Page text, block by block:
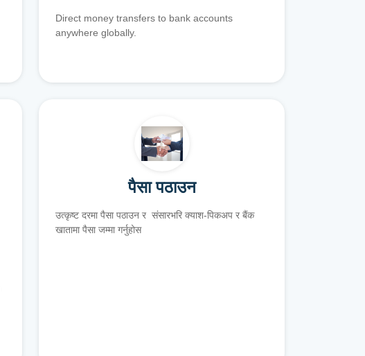
Direct money transfers to bank accounts
anywhere globally.
पैसा पठाउन
उत्कृष्ट दरमा पैसा पठाउन र संसारभरि क्याश-पिकअप र बैंक
खातामा पैसा जम्मा गर्नुहोस